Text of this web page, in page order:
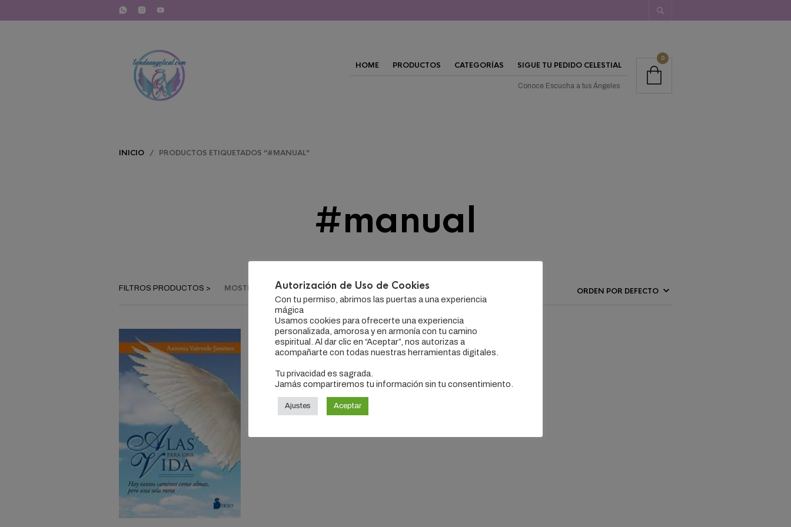
HOME PRODUCTOS CATEGORÍAS SIGUE TU PEDIDO CELESTIAL
Conoce Escucha a tus Ángeles
0
INICIO / PRODUCTOS ETIQUETADOS “#MANUAL”
#manual
MOSTRANDO EL ÚNICO RESULTADO
Autorización de Uso de Cookies
Con tu permiso, abrimos las puertas a una experiencia
mágica
Usamos cookies para ofrecerte una experiencia
personalizada, amorosa y en armonía con tu camino
espiritual. Al dar clic en “Aceptar”, nos autorizas a
acompañarte con todas nuestras herramientas digitales.
Tu privacidad es sagrada.
Jamás compartiremos tu información sin tu consentimiento.
Ajustes Aceptar